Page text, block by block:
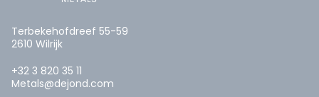
Terbekehofdreef 55-59
2610 Wilrijk
+32 3 820 35 11
Metals@dejond.com